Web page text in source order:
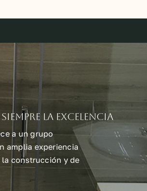
la excelencia
a un grupo
amplia experiencia
construcción y de